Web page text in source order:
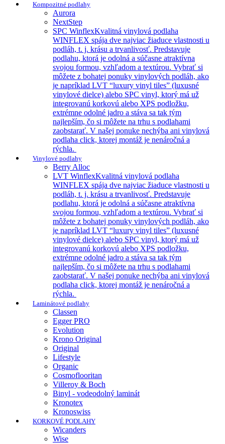
Kompozitné podlahy
Aurora
NextStep
SPC WinflexKvalitná vinylová podlaha
WINFLEX spája dve najviac žiaduce vlastnosti u
podláh, t. j. krásu a trvanlivosť. Predstavuje
podlahu, ktorá je odolná a súčasne atraktívna
svojou formou, vzhľadom a textúrou. Vybrať si
môžete z bohatej ponuky vinylových podláh, ako
je napríklad LVT “luxury vinyl tiles” (luxusné
vinylové dielce) alebo SPC vinyl, ktorý má už
integrovanú korkovú alebo XPS podložku,
extrémne odolné jadro a stáva sa tak tým
najlepším, čo si môžete na trhu s podlahami
zaobstarať. V našej ponuke nechýba ani vinylová
podlaha click, ktorej montáž je nenáročná a
rýchla.
Vinylové podlahy
Berry Alloc
LVT WinflexKvalitná vinylová podlaha
WINFLEX spája dve najviac žiaduce vlastnosti u
podláh, t. j. krásu a trvanlivosť. Predstavuje
podlahu, ktorá je odolná a súčasne atraktívna
svojou formou, vzhľadom a textúrou. Vybrať si
môžete z bohatej ponuky vinylových podláh, ako
je napríklad LVT “luxury vinyl tiles” (luxusné
vinylové dielce) alebo SPC vinyl, ktorý má už
integrovanú korkovú alebo XPS podložku,
extrémne odolné jadro a stáva sa tak tým
najlepším, čo si môžete na trhu s podlahami
zaobstarať. V našej ponuke nechýba ani vinylová
podlaha click, ktorej montáž je nenáročná a
rýchla.
Laminátové podlahy
Classen
Egger PRO
Evolution
Krono Original
Original
Lifestyle
Organic
Cosmoflooritan
Villeroy & Boch
Binyl - vodeodolný laminát
Kronotex
Kronoswiss
KORKOVÉ PODLAHY
Wicanders
Wise